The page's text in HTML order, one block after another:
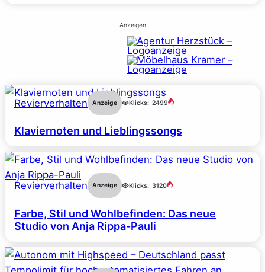
Anzeigen
Revierverhalten Anzeige Klicks: 2499
Klaviernoten und Lieblingssongs
Revierverhalten Anzeige Klicks: 3120
Farbe, Stil und Wohlbefinden: Das neue
Studio von Anja Rippa-Pauli